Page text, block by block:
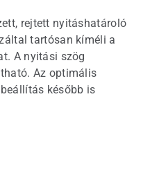
rejtett nyitáshatároló
tartósan kíméli a
A nyitási szög
Az optimális
később is